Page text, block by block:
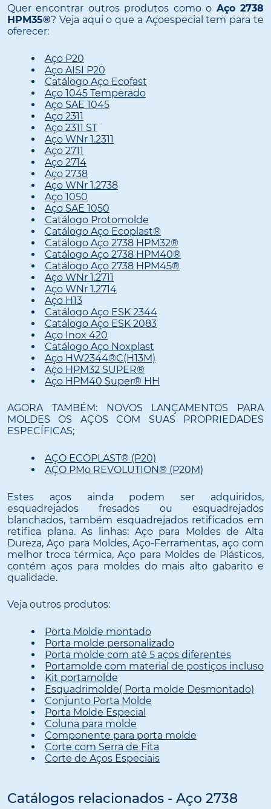
Quer encontrar outros produtos como o Aço 2738
HPM35®? Veja aqui o que a Açoespecial tem para te
oferecer:
Aço P20
Aço AISI P20
Catálogo Aço Ecofast
Aço 1045 Temperado
Aço SAE 1045
Aço 2311
Aço 2311 ST
Aço WNr 1.2311
Aço 2711
Aço 2714
Aço 2738
Aço WNr 1.2738
Aço 1050
Aço SAE 1050
Catálogo Protomolde
Catálogo Aço Ecoplast®
Catálogo Aço 2738 HPM32®
Catálogo Aço 2738 HPM40®
Catálogo Aço 2738 HPM45®
Aço WNr 1.2711
Aço WNr 1.2714
Aço H13
Catálogo Aço ESK 2344
Catálogo Aço ESK 2083
Aço Inox 420
Catálogo Aço Noxplast
Aço HW2344®C(H13M)
Aço HPM32 SUPER®
Aço HPM40 Super® HH
AGORA TAMBÉM: NOVOS LANÇAMENTOS PARA
MOLDES OS AÇOS COM SUAS PROPRIEDADES
ESPECÍFICAS;
AÇO ECOPLAST® (P20)
AÇO PMo REVOLUTION® (P20M)
Estes aços ainda podem ser adquiridos,
esquadrejados fresados ou esquadrejados
blanchados, também esquadrejados retificados em
retifica plana. As linhas: Aço para Moldes de Alta
Dureza, Aço para Moldes, Aço-Ferramentas, aço com
melhor troca térmica, Aço para Moldes de Plásticos,
contém aços para moldes do mais alto gabarito e
qualidade.
Veja outros produtos:
Porta Molde montado
Porta molde personalizado
Porta molde com até 5 aços diferentes
Portamolde com material de postiços incluso
Kit portamolde
Esquadrimolde( Porta molde Desmontado)
Conjunto Porta Molde
Porta Molde Especial
Coluna para molde
Componente para porta molde
Corte com Serra de Fita
Corte de Aços Especiais
Catálogos relacionados - Aço 2738